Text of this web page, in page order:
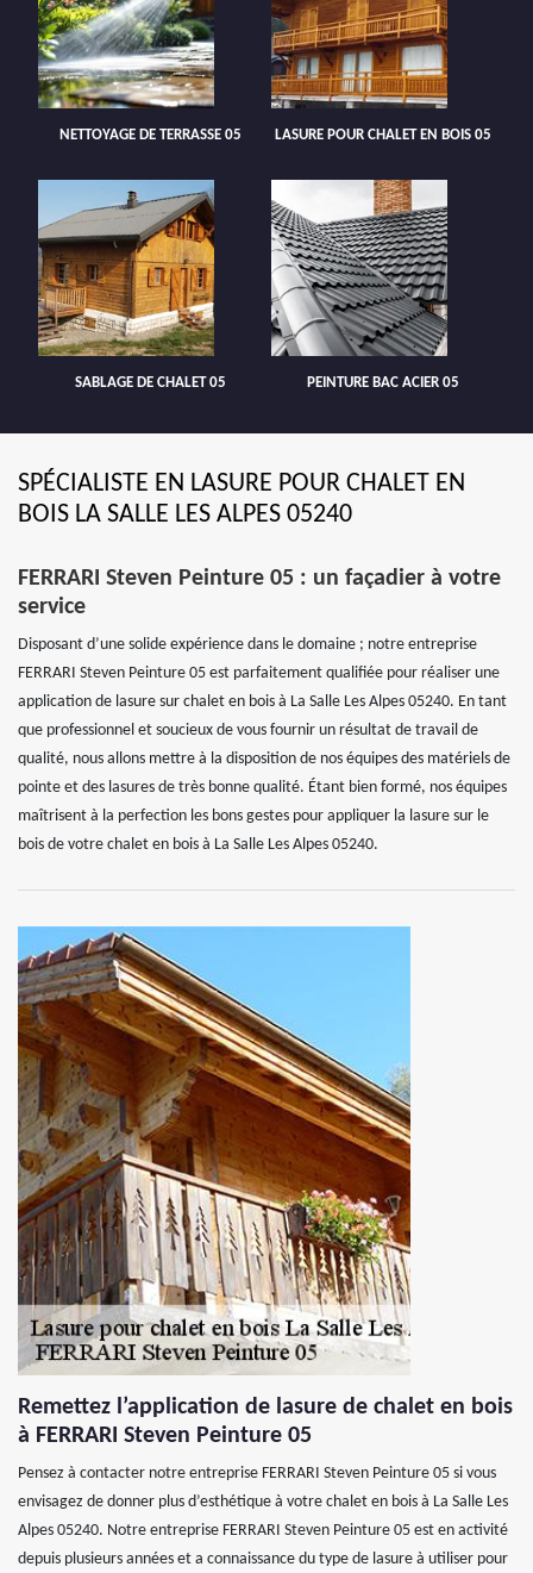
NETTOYAGE DE TERRASSE 05 LASURE POUR CHALET EN BOIS 05
SABLAGE DE CHALET 05 PEINTURE BAC ACIER 05
SPÉCIALISTE EN LASURE POUR CHALET EN
BOIS LA SALLE LES ALPES 05240
FERRARI Steven Peinture 05 : un façadier à votre
service
Disposant d’une solide expérience dans le domaine ; notre entreprise
FERRARI Steven Peinture 05 est parfaitement qualifiée pour réaliser une
application de lasure sur chalet en bois à La Salle Les Alpes 05240. En tant
que professionnel et soucieux de vous fournir un résultat de travail de
qualité, nous allons mettre à la disposition de nos équipes des matériels de
pointe et des lasures de très bonne qualité. Étant bien formé, nos équipes
maîtrisent à la perfection les bons gestes pour appliquer la lasure sur le
bois de votre chalet en bois à La Salle Les Alpes 05240.
Remettez l’application de lasure de chalet en bois
à FERRARI Steven Peinture 05
Pensez à contacter notre entreprise FERRARI Steven Peinture 05 si vous
envisagez de donner plus d’esthétique à votre chalet en bois à La Salle Les
Alpes 05240. Notre entreprise FERRARI Steven Peinture 05 est en activité
depuis plusieurs années et a connaissance du type de lasure à utiliser pour